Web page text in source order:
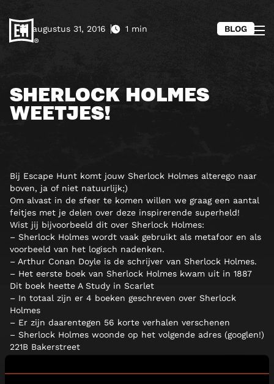
augustus 31, 2016 1 min BLOG
SHERLOCK HOLMES
WEETJES!
Bij Escape Hunt komt jouw Sherlock Holmes alterego naar
boven, ja of niet natuurlijk;)
Om alvast in de sfeer te komen willen we graag een aantal
feitjes met je delen over deze inspirerende superheld!
Wist jij bijvoorbeeld dit over Sherlock Holmes:
– Sherlock Holmes wordt vaak gebruikt als metafoor en als
voorbeeld van het logisch nadenken.
– Arthur Conan Doyle is de schrijver van Sherlock Holmes.
– Het eerste boek van Sherlock Holmes kwam uit in 1887
Dit boek heette A Study in Scarlet
– In totaal zijn er 4 boeken geschreven over Sherlock
Holmes
– Er zijn daarentegen 56 korte verhalen verschenen
– Sherlock Holmes woonde op het volgende adres (googlen!)
221B Bakerstreet
Holmes